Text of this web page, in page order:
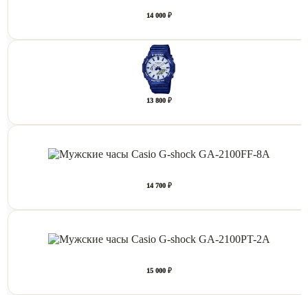
14 000 ₽
13 800 ₽
14 700 ₽
15 000 ₽